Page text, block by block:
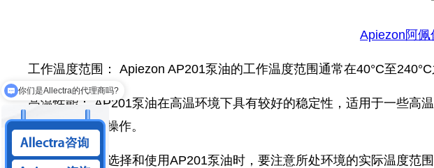
Apiezon阿
工作温度范围： Apiezon AP201泵油的工作温度范围通常在40°C至
高温性能： AP201泵油在高温环境下具有较好的稳定性，适用于一些高
退，因此需要谨慎操作。
注意事项： 在选择和使用AP201泵油时，要注意所处环境的实际温度范
你们是Allectra的代理商吗?
你们可以做狭缝系统吗？